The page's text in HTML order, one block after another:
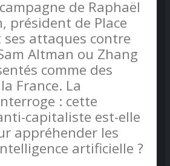
de Raphaël
président de Place
attaques contre
Altman ou Zhang
comme des
France. La
: cette
capitaliste est-elle
appréhender les
artificielle ?